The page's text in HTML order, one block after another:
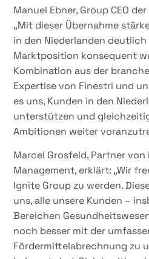
Manuel Ebner, Group CEO
„Mit dieser Übernahme
in den Niederlanden
Marktposition konsequent
Kombination aus der
Expertise von Finestri und
es uns, Kunden in den
unterstützen und
Ambitionen weiter
Marcel Grosfeld, Partner
Management, erklärt: „Wir
Ignite Group zu werden.
uns, alle unsere Kunden –
Bereichen
noch besser mit der
Fördermittelabrechnung zu